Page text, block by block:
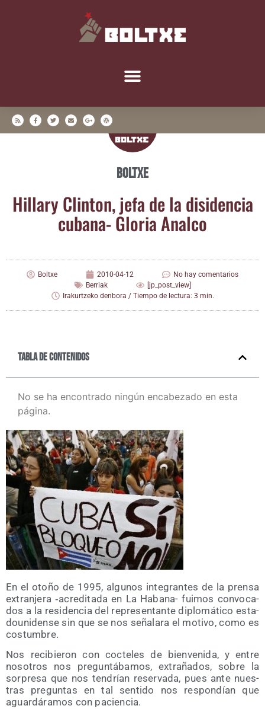
Boltxe
Hillary Clin­ton, jefa de la disi­den­cia
cuba­na- Glo­ria Analco
Boltxe 2010-04-12
No hay comentarios
Berriak
[jp_post_view]
Irakurtzeko denbora / Tiempo de lectura: 3 min.
Tabla de contenidos
No se ha encontrado ningún encabezado en esta
página.
En el oto­ño de 1995, algu­nos inte­gran­tes de la pren­sa
extran­je­ra ‑acre­di­ta­da en La Haba­na- fui­mos con­vo­ca­
dos a la resi­den­cia del repre­sen­tan­te diplo­má­ti­co esta­
dou­ni­den­se sin que se nos seña­la­ra el moti­vo, como es
costumbre.
Nos reci­bie­ron con coc­te­les de bien­ve­ni­da, y entre
noso­tros nos pre­gun­tá­ba­mos, extra­ña­dos, sobre la
sor­pre­sa que nos ten­drían reser­va­da, pues ante nues­
tras pre­gun­tas en tal sen­ti­do nos res­pon­dían que
aguar­dá­ra­mos con paciencia.